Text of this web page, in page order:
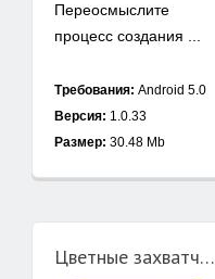
Переосмыслите
процесс создания ...
Требования: Android 5.0
Версия: 1.0.33
Размер: 30.48 Mb
Цветные захватчики Idle